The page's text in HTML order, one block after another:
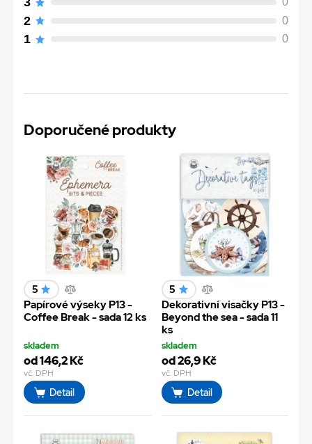
2 0
1 0
Doporučené produkty
5
Papírové výseky P13 -
Coffee Break - sada 12 ks
skladem
od 146,2 Kč
vč. DPH
Detail
5
Dekorativní visačky P13 -
Beyond the sea - sada 11
ks
skladem
od 26,9 Kč
vč. DPH
Detail